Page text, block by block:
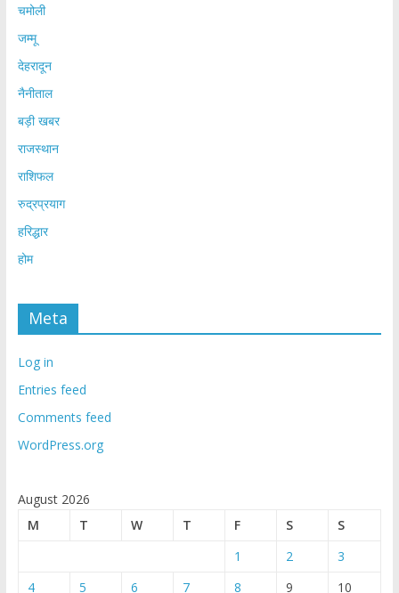
चमोली
जम्मू
देहरादून
नैनीताल
बड़ी खबर
राजस्थान
राशिफल
रुद्रप्रयाग
हरिद्धार
होम
Meta
Log in
Entries feed
Comments feed
WordPress.org
August 2026
M
T W T F S
S
1
2
3
4
5 6 7 8 9 10